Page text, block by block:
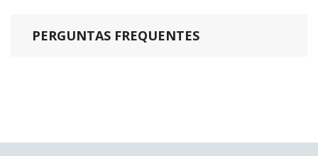
PERGUNTAS FREQUENTES